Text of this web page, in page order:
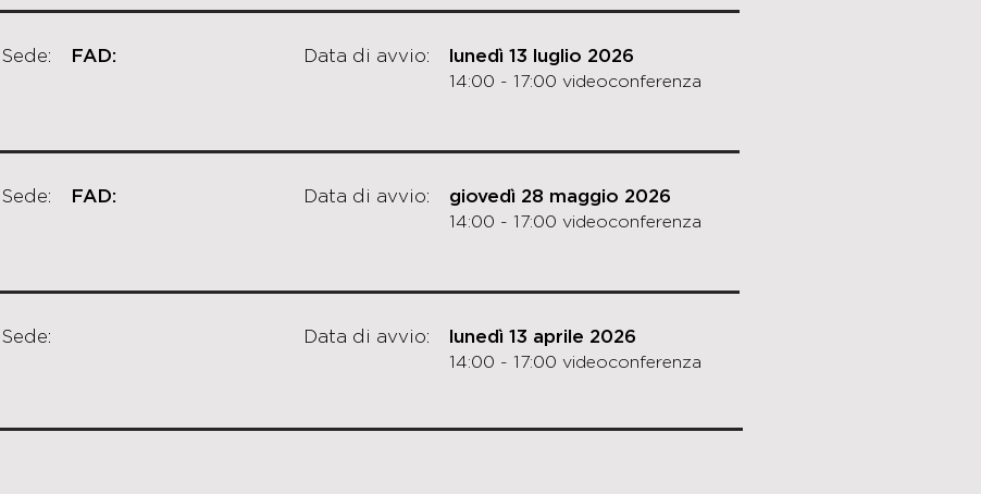
Sede: FAD: Data di avvio: lunedì 13 luglio 2026
14:00 - 17:00 videoconferenza
Sede: FAD: Data di avvio: giovedì 28 maggio 2026
14:00 - 17:00 videoconferenza
Sede: Data di avvio: lunedì 13 aprile 2026
14:00 - 17:00 videoconferenza